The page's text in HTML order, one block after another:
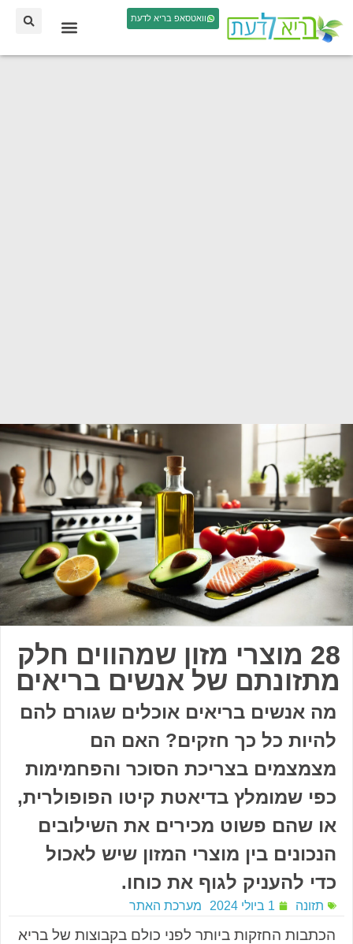
וואטסאפ בריא לדעת
28 מוצרי מזון שמהווים חלק
מתזונתם של אנשים בריאים
מה אנשים בריאים אוכלים שגורם להם
להיות כל כך חזקים? האם הם
מצמצמים בצריכת הסוכר והפחמימות
כפי שמומלץ בדיאטת קיטו הפופולרית,
או שהם פשוט מכירים את השילובים
הנכונים בין מוצרי המזון שיש לאכול
כדי להעניק לגוף את כוחו.
תזונה 1 ביולי 2024 מערכת האתר
הכתבות החזקות ביותר לפני כולם בקבוצות של בריא